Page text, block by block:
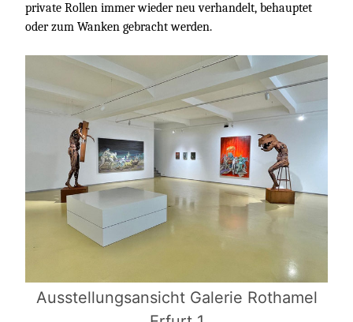
private Rollen immer wieder neu verhandelt, behauptet
oder zum Wanken gebracht werden.
Ausstellungsansicht Galerie Rothamel
Ausstellungsansicht Galerie Rothamel
Ausstellungsansicht Galerie Rothamel